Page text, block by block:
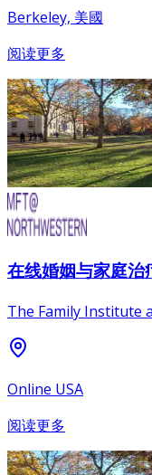
Berkeley, 美國
阅读更多
在线婚姻与家庭治
The Family Institute
Online USA
阅读更多